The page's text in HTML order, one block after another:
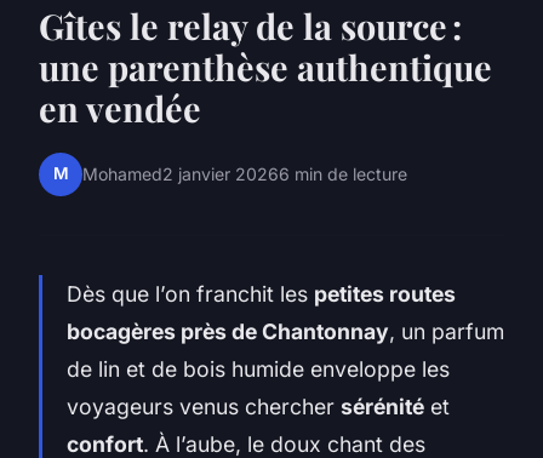
Gîtes le relay de la source :
une parenthèse authentique
en vendée
M Mohamed2 janvier 20266 min de lecture
Dès que l’on franchit les petites routes
bocagères près de Chantonnay, un parfum
de lin et de bois humide enveloppe les
voyageurs venus chercher sérénité et
confort. À l’aube, le doux chant des